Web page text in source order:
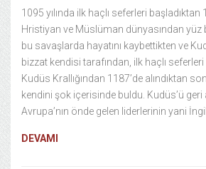
1095 yılında ilk haçlı seferleri başladıktan
Hristiyan ve Müslüman dünyasından yüz
bu savaşlarda hayatını kaybettikten ve
bizzat kendisi tarafından, ilk haçlı
Kudüs Krallığından 1187’de alındıktan
kendini şok içerisinde buldu. Kudüs’ü
Avrupa’nın önde gelen liderlerinin yani
DEVAMI